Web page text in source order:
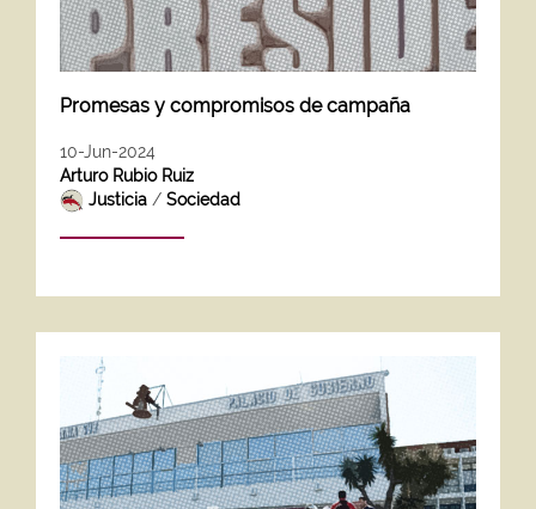
Promesas y compromisos de campaña
10-Jun-2024
Arturo Rubio Ruiz
Justicia /Sociedad